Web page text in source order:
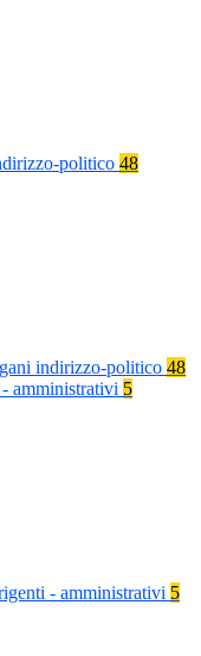
politico 48
indirizzo-politico 48
amministrativi 5
- amministrativi 5